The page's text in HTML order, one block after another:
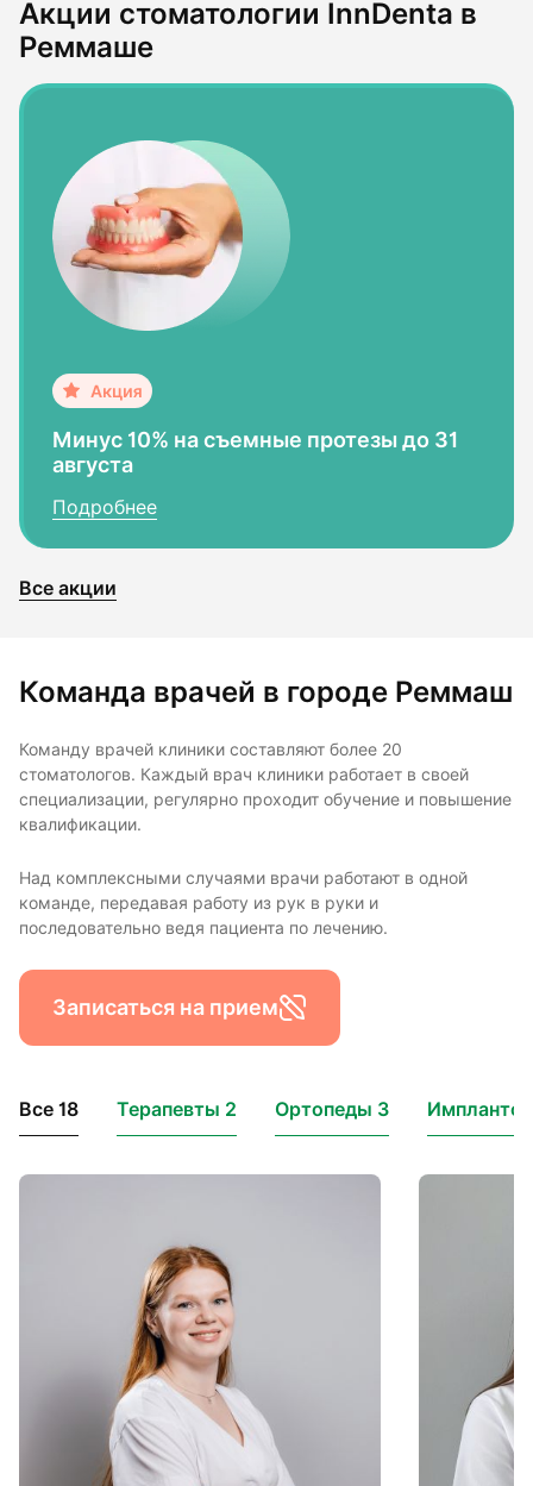
Акции стоматологии InnDenta в
Реммаше
Минус 10% на съемные протезы до 31
августа
Подробнее
Все акции
Команда врачей в городе Реммаш
Команду врачей клиники составляют более 20
стоматологов. Каждый врач клиники работает в своей
специализации, регулярно проходит обучение и повышение
квалификации.
Над комплексными случаями врачи работают в одной
команде, передавая работу из рук в руки и
последовательно ведя пациента по лечению.
Записаться на прием
Все 18 Терапевты 2 Ортопеды 3